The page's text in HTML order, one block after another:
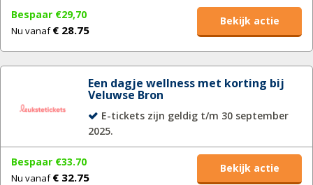
Bespaar €29,70
Nu vanaf€ 28.75
Bekijk actie
Een dagje wellness met korting bij
Veluwse Bron
E-tickets zijn geldig t/m 30 september
2025.
Bespaar €33.70
Nu vanaf€ 32.75
Bekijk actie